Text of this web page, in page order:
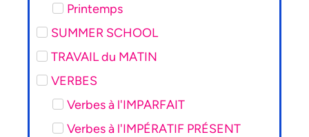
Printemps
SUMMER SCHOOL
TRAVAIL du MATIN
VERBES
Verbes à l'IMPARFAIT
Verbes à l'IMPÉRATIF PRÉSENT